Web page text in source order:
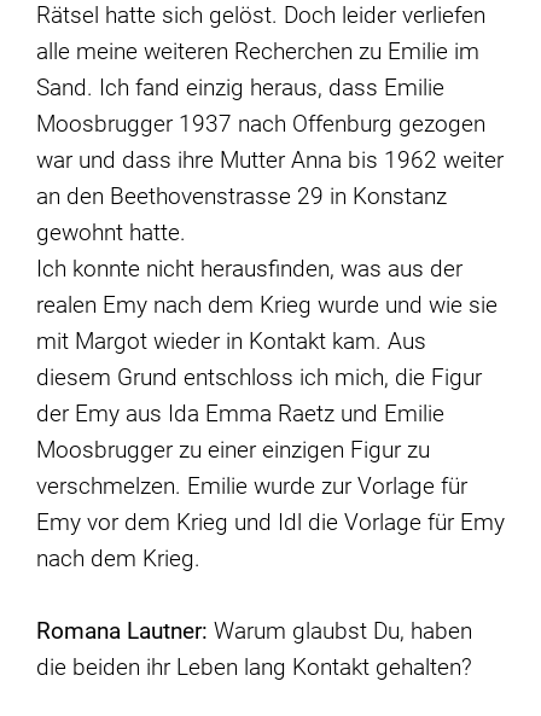
Rätsel hatte sich gelöst. Doch leider verliefen
alle meine weiteren Recherchen zu Emilie im
Sand. Ich fand einzig heraus, dass Emilie
Moosbrugger 1937 nach Offenburg gezogen
war und dass ihre Mutter Anna bis 1962 weiter
an den Beethovenstrasse 29 in Konstanz
gewohnt hatte.
Ich konnte nicht herausfinden, was aus der
realen Emy nach dem Krieg wurde und wie sie
mit Margot wieder in Kontakt kam. Aus
diesem Grund entschloss ich mich, die Figur
der Emy aus Ida Emma Raetz und Emilie
Moosbrugger zu einer einzigen Figur zu
verschmelzen. Emilie wurde zur Vorlage für
Emy vor dem Krieg und Idl die Vorlage für Emy
nach dem Krieg.
Romana Lautner: Warum glaubst Du, haben
die beiden ihr Leben lang Kontakt gehalten?